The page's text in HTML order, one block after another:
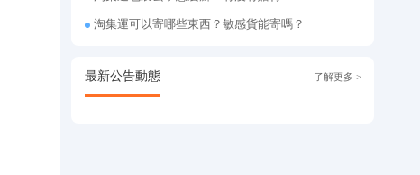
淘集運可以寄哪些東西？敏感貨能寄嗎？
最新公告動態 了解更多 >